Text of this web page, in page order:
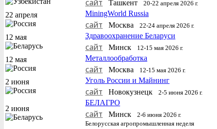
сайт Ташкент 20-22 апреля 2026 г.
22 апреля MiningWorld Russia
сайт Москва 22-24 апреля 2026 г.
12 мая Здравоохранение Беларуси
сайт Минск 12-15 мая 2026 г.
12 мая Металлообработка
сайт Москва 12-15 мая 2026 г.
2 июня Уголь России и Майнинг
сайт Новокузнецк 2-5 июня 2026 г.
2 июня
БЕЛАГРО
сайт Минск 2-6 июня 2026 г.
Белорусская агропромышленная неделя